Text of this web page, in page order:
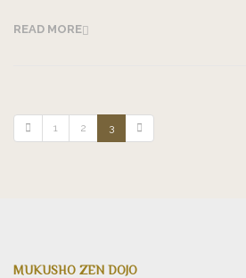
READ MORE
1 2 3
MUKUSHO ZEN DOJO